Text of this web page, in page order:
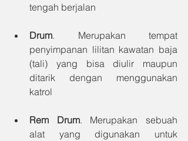
tengah berjalan
Drum. Merupakan tempat
penyimpanan lilitan kawatan baja
(tali) yang bisa diulir maupun
ditarik dengan menggunakan
katrol
Rem Drum. Merupakan sebuah
alat yang digunakan untuk